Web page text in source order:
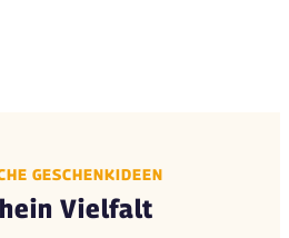
GESCHENKIDEEN
Vielfalt